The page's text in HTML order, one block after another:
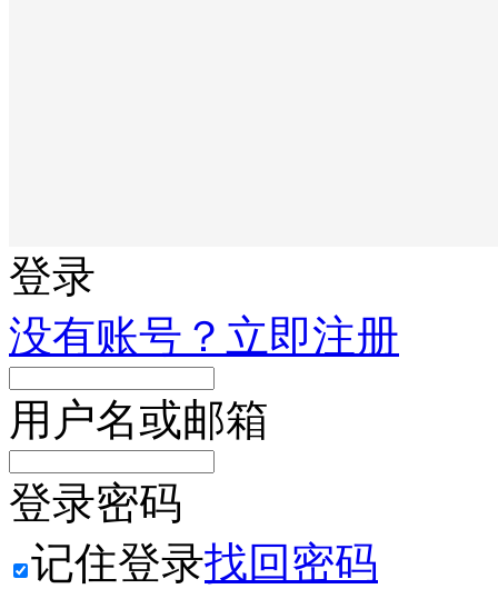
登录
没有账号？立即注册
用户名或邮箱
登录密码
记住登录找回密码